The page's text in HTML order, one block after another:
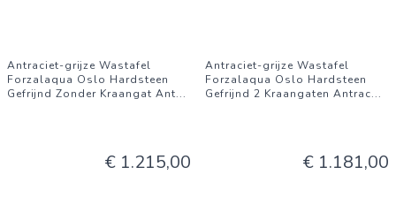
Antraciet-grijze Wastafel
Forzalaqua Oslo Hardsteen
Gefrijnd Zonder Kraangat Ant...
€ 1.215,00
Antraciet-grijze Wastafel
Forzalaqua Oslo Hardsteen
Gefrijnd 2 Kraangaten Antrac...
€ 1.181,00